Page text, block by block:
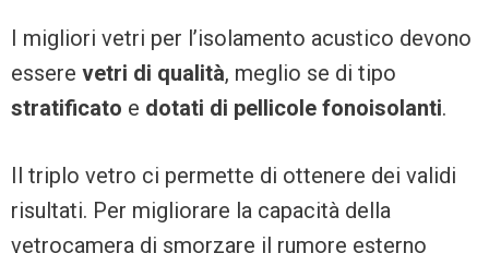
I migliori vetri per l’isolamento acustico devono
essere vetri di qualità, meglio se di tipo
stratificato e dotati di pellicole fonoisolanti.
Il triplo vetro ci permette di ottenere dei validi
risultati. Per migliorare la capacità della
vetrocamera di smorzare il rumore esterno